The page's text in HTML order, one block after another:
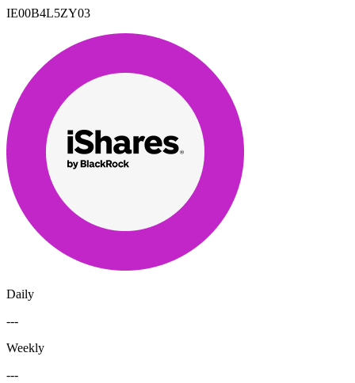
IE00B4L5ZY03
Daily
---
Weekly
---